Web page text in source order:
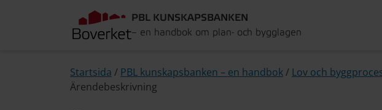
PBL KUNSKAPSBANKEN
– en handbok om plan- och bygglagen
Startsida / PBL kunskapsbanken – en handbok/ Lov och
Ärendebeskrivning